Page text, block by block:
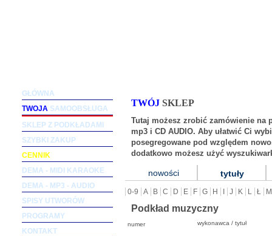
TWÓJ SKLEP
Tutaj możesz zrobić zamówienie na
mp3 i CD AUDIO. Aby ułatwić Ci
posegregowane pod względem
dodatkowo możesz użyć
nowości tytuły
0-9 A B C D E F G H J K L Ł M
Podkład muzyczny
numer wykonawca / tytuł
GŁÓWNA
TWOJA SAMOOBSŁUGA
SKLEP Z PODKŁADAMI
SZYBKI ZAKUP
CENNIK
DEMA - MIDI KARAOKE
DEMA - MP3 - AUDIO
SPISY UTWORÓW
PROGRAMY
KONTAKT